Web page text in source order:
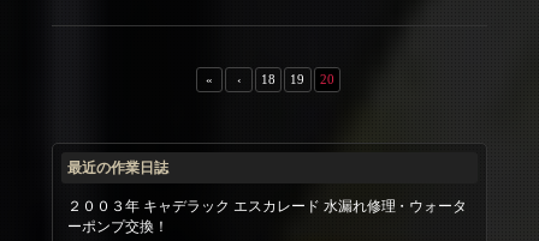
« ‹ 18 19 20
最近の作業日誌
２００３年 キャデラック エスカレード 水漏れ修理・ウォータ
ーポンプ交換！